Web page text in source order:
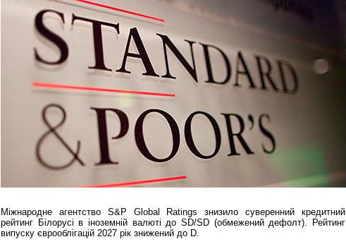
Міжнародне агентство S&P Global Ratings знизило суверенний кредитний
рейтинг Білорусі в іноземній валюті до SD/SD (обмежений дефолт). Рейтинг
випуску єврооблігацій 2027 рік знижений до D.